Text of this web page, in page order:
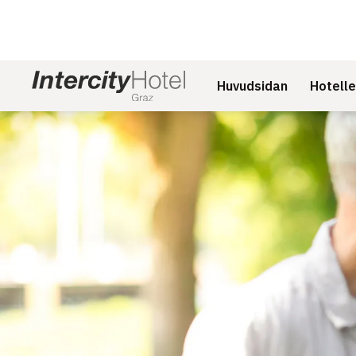
Huvudsidan
Bild 1 av 1